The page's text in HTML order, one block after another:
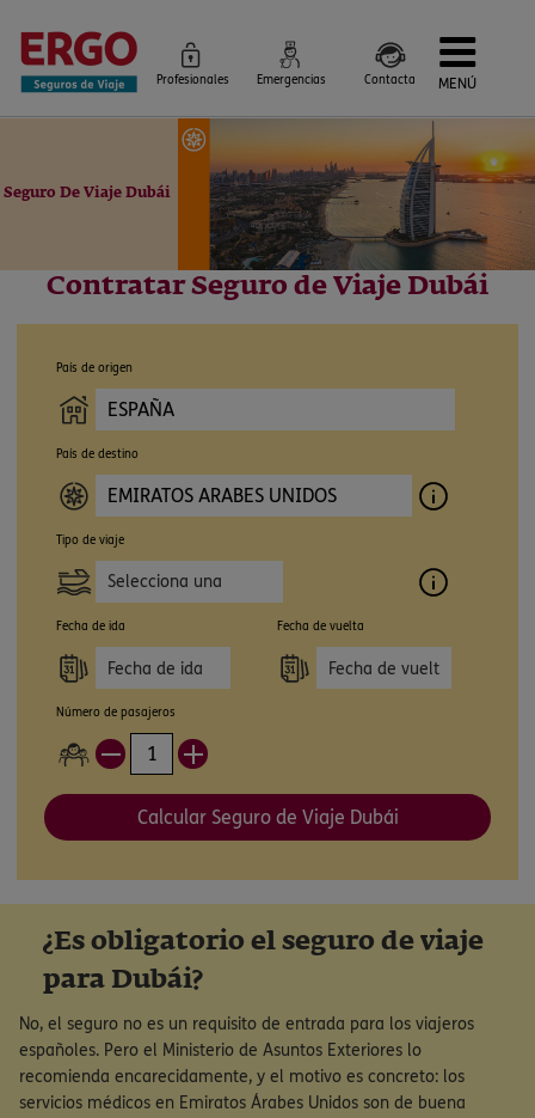
Profesionales Emergencias Contacta MENÚ
Más Seguros
Blog
Siniestros e Instrucciones
Seguro De Viaje Dubái
Contratar Seguro de Viaje Dubái
País de origen
País de destino
Tipo de viaje
Selecciona una
opción
Fecha de ida Fecha de vuelta
Número de pasajeros
Calcular Seguro de Viaje Dubái
¿Es obligatorio el seguro de viaje
para Dubái?
No, el seguro no es un requisito de entrada para los viajeros
españoles. Pero el Ministerio de Asuntos Exteriores lo
recomienda encarecidamente, y el motivo es concreto: los
servicios médicos en Emiratos Árabes Unidos son de buena